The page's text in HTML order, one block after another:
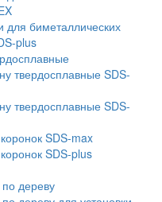
для биметаллических
plus
твердосплавные SDS-
твердосплавные SDS-
SDS-max
SDS-plus
дереву